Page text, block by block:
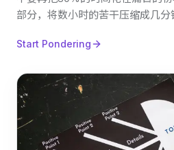
部分，将数小时的苦干压缩成几分
Start Pondering